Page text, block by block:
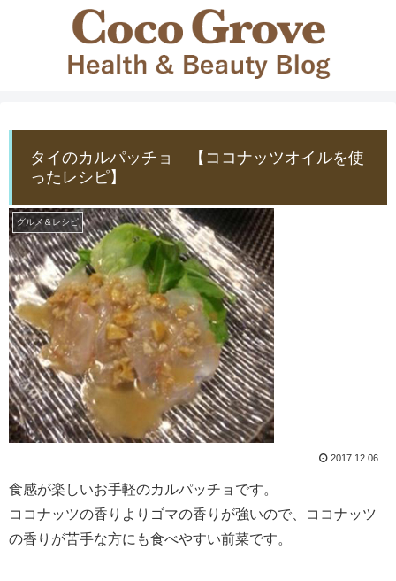
タイのカルパッチョ 【ココナッツオイルを使
ったレシピ】
グルメ＆レシピ
2017.12.06
食感が楽しいお手軽のカルパッチョです。
ココナッツの香りよりゴマの香りが強いので、ココナッツ
の香りが苦手な方にも食べやすい前菜です。